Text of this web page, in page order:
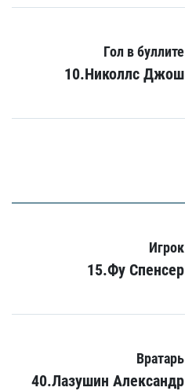
Гол в буллите
10.Николлс Джош
Игрок
15.Фу Спенсер
Вратарь
40.Лазушин Александр